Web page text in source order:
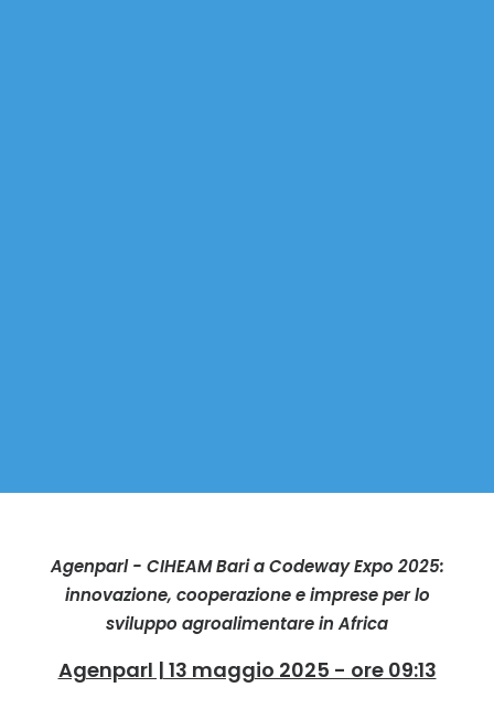
Agenparl - CIHEAM Bari a Codeway Expo 2025:
innovazione, cooperazione e imprese per lo
sviluppo agroalimentare in Africa
Agenparl | 13 maggio 2025 - ore 09:13